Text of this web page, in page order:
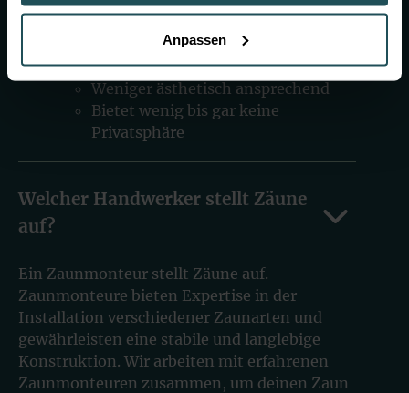
Anpassen
unebenem Gelände
Geringer Wartungsaufwand
Nachteile:
Weniger ästhetisch ansprechend
Bietet wenig bis gar keine
Privatsphäre
Welcher Handwerker stellt Zäune
auf?
Ein Zaunmonteur stellt Zäune auf.
Zaunmonteure bieten Expertise in der
Installation verschiedener Zaunarten und
gewährleisten eine stabile und langlebige
Konstruktion. Wir arbeiten mit erfahrenen
Zaunmonteuren zusammen, um deinen Zaun